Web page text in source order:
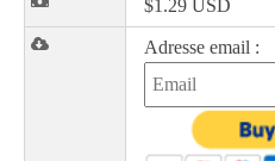
$1.29 USD
Adresse email :